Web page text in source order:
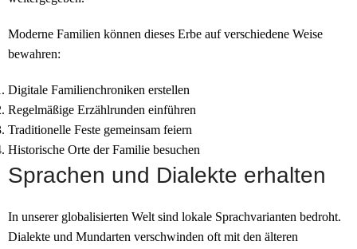
Moderne Familien können dieses Erbe auf verschiedene Weise
bewahren:
Digitale Familienchroniken erstellen
Regelmäßige Erzählrunden einführen
Traditionelle Feste gemeinsam feiern
Historische Orte der Familie besuchen
Sprachen und Dialekte erhalten
In unserer globalisierten Welt sind lokale Sprachvarianten bedroht.
Dialekte und Mundarten verschwinden oft mit den älteren